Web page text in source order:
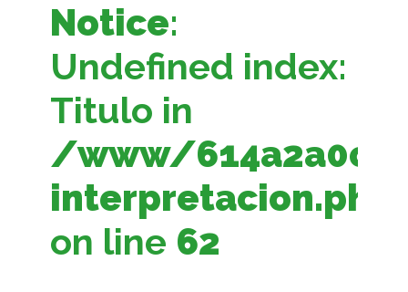
Notice:
Undefined index:
Titulo in
/www/
interpretacion.php
on line 62